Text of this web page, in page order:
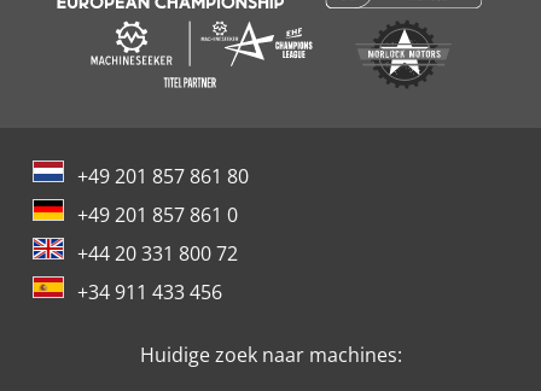
+49 201 857 861 80
+49 201 857 861 0
+44 20 331 800 72
+34 911 433 456
Huidige zoek naar machines: